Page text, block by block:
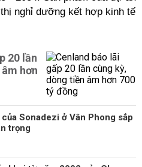
nghỉ dưỡng kết hợp kinh tế
20 lần
hơn
Sonadezi ở Vân Phong sắp
trọng